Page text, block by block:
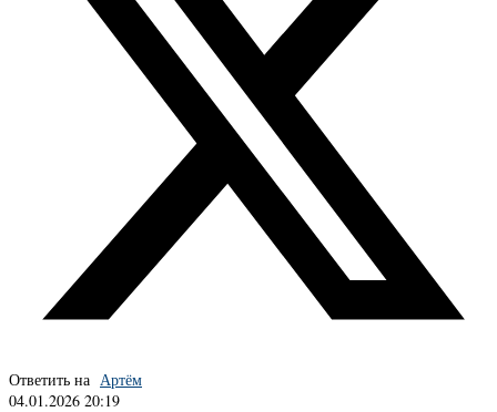
Ответить на Артём
04.01.2026 20:19